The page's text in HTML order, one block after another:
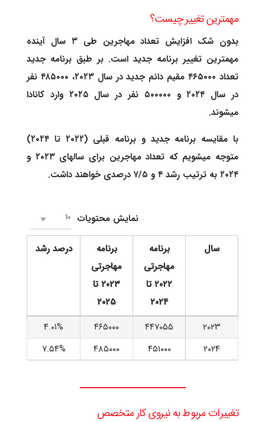
مهمترین تغییر چیست؟
بدون شک افزایش تعداد مهاجرین طی ۳ سال آینده
مهمترین تغییر برنامه جدید است. بر طبق برنامه جدید
تعداد ۴۶۵۰۰۰ مقیم دائم جدید در سال ۲۰۲۳، ۴۸۵۰۰۰ نفر
در سال ۲۰۲۴ و ۵۰۰۰۰۰ نفر در سال ۲۰۲۵ وارد کانادا
میشوند.
با مقایسه برنامه جدید و برنامه قبلی (۲۰۲۲ تا ۲۰۲۴)
متوجه میشویم که تعداد مهاجرین برای سالهای ۲۰۲۳ و
۲۰۲۴ به ترتیب رشد ۴ و ۷/۵ درصدی خواهند داشت.
نمایش محتویات 10
سال
برنامه
مهاجرتی
۲۰۲۲ تا
۲۰۲۴
برنامه
مهاجرتی
۲۰۲۳ تا
۲۰۲۵
درصد رشد
۲۰۲۳ ۴۴۷۰۵۵ ۴۶۵۰۰۰
۴.۰۱%
۲۰۲۴
۴۵۱۰۰۰ ۴۸۵۰۰۰ ۷.۵۴%
تغییرات مربوط به نیروی کار متخصص